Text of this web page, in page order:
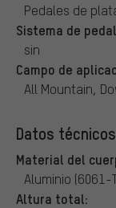
Pedales de
Sistema de
sin
Campo de
All Mountain,
Datos
Material del
Aluminio (6061-
Altura total: